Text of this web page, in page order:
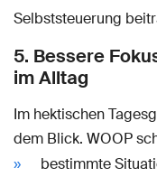
Selbststeuerung
5. Bessere
im Alltag
Im hektischen
dem Blick. WOOP
bestimmte